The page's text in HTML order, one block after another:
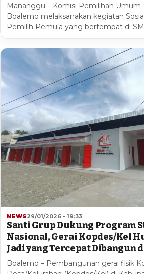
Mananggu – Komisi Pemilihan Umum
Boalemo melaksanakan kegiatan
Pemilih Pemula yang bertempat di
NEWS29/01/2026 - 19:33
Santi Grup Dukung Program
Nasional, Gerai Kopdes/Kel
Jadi yang Tercepat Dibangun
Boalemo – Pembangunan gerai fisik